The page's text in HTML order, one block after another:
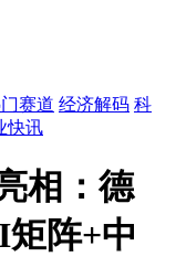
赛道 经济解码 科
快讯
相：德
阵+中